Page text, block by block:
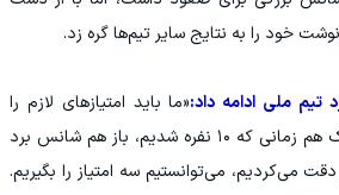
خود را به نتایج سایر تیم‌ها گره زد.
تیم ملی ادامه داد:«ما باید امتیازهای لازم را
می‌گرفتیم. حتی مقابل بلژیک هم زمانی که ۱۰ نفره شدیم، باز هم شانس برد
می‌کردیم، می‌توانستیم سه امتیاز را بگیریم.